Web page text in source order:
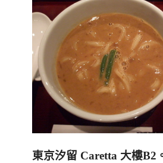
東京汐留 Caretta 大樓B2